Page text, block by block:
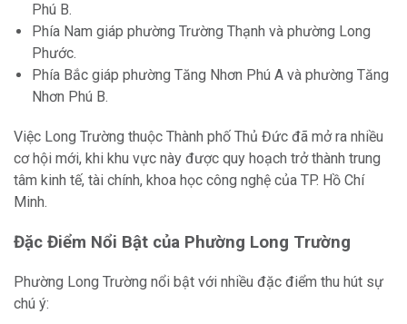
Phú B.
Phía Nam giáp phường Trường Thạnh và phường Long
Phước.
Phía Bắc giáp phường Tăng Nhơn Phú A và phường Tăng
Nhơn Phú B.
Việc Long Trường thuộc Thành phố Thủ Đức đã mở ra nhiều
cơ hội mới, khi khu vực này được quy hoạch trở thành trung
tâm kinh tế, tài chính, khoa học công nghệ của TP. Hồ Chí
Minh.
Đặc Điểm Nổi Bật của Phường Long Trường
Phường Long Trường nổi bật với nhiều đặc điểm thu hút sự
chú ý: